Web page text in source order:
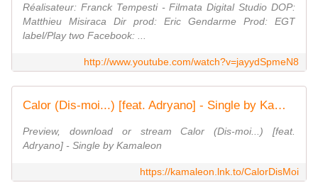
Réalisateur: Franck Tempesti - Filmata Digital Studio DOP:
Matthieu Misiraca Dir prod: Eric Gendarme Prod: EGT
label/Play two Facebook: ...
http://www.youtube.com/watch?v=jayydSpmeN8
Calor (Dis-moi...) [feat. Adryano] - Single by Kamaleon
Preview, download or stream Calor (Dis-moi...) [feat.
Adryano] - Single by Kamaleon
https://kamaleon.lnk.to/CalorDisMoi